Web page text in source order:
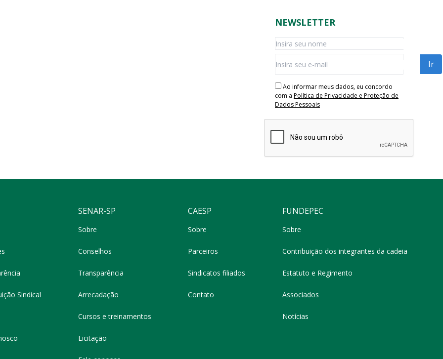
NEWSLETTER
Ao informar meus dados, eu concordo
com a Política de Privacidade e Proteção de
Dados Pessoais
Sindical
SENAR-SP
Sobre
Conselhos
Transparência
Arrecadação
Cursos e treinamentos
Licitação
CAESP
Sobre
Parceiros
Sindicatos filiados
Contato
FUNDEPEC
Sobre
Contribuição dos integrantes da cadeia
Estatuto e Regimento
Associados
Notícias